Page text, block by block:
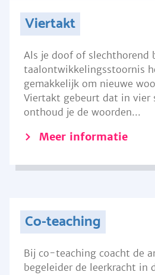
Viertakt
Als je doof of slechthorend
taalontwikkelingsstoornis
gemakkelijk om nieuwe
Viertakt gebeurt dat in vier
onthoud je de woorden...
Meer informatie
Co-teaching
Bij co-teaching coacht de
begeleider de leerkracht in